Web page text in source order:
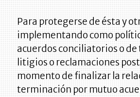
Para protegerse de ésta y
implementando como
acuerdos conciliatorios o
litigios o reclamaciones
momento de finalizar la
terminación por mutuo